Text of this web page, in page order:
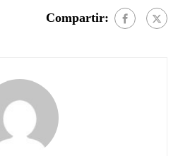
Compartir: